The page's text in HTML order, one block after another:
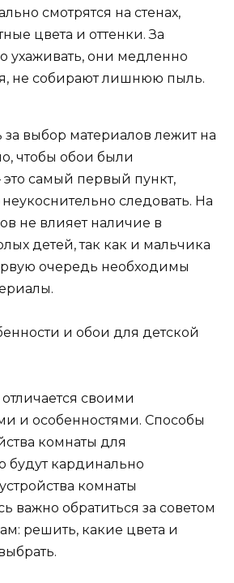
смотрятся на стенах,
цвета и оттенки. За
ухаживать, они медленно
не собирают лишнюю пыль.
за выбор материалов лежит на
чтобы обои были
самый первый пункт,
следовать. На
не влияет наличие в
детей, так как и мальчика
очередь необходимы
и обои для детской
своими
и особенностями. Способы
комнаты для
будут кардинально
комнаты
важно обратиться за советом
решить, какие цвета и